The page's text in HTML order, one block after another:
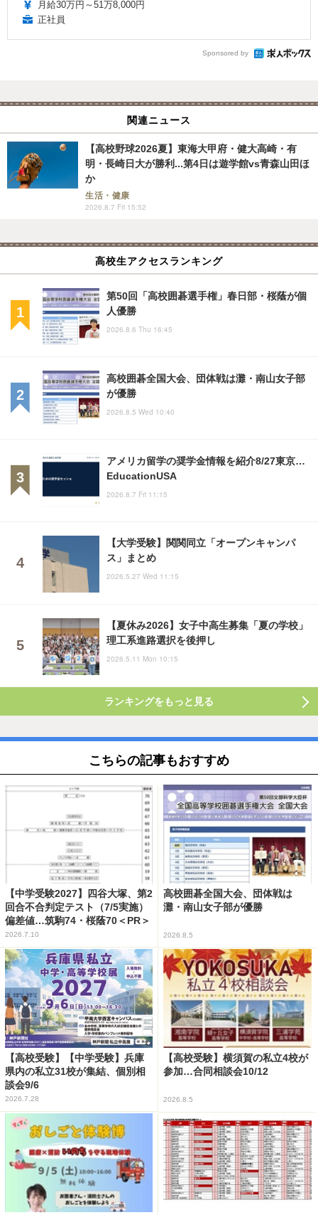
月給30万円～51万8,000円
正社員
Sponsored by
関連ニュース
【高校野球2026夏】東海大甲府・健大高崎・有
明・長崎日大が勝利...第4日は遊学館vs青森山田ほ
か
生活・健康
2026.8.7 Fri 15:52
高校生アクセスランキング
第50回「高校囲碁選手権」春日部・桜蔭が個
人優勝
2026.8.6 Thu 16:45
高校囲碁全国大会、団体戦は灘・南山女子部
が優勝
2026.8.5 Wed 10:40
アメリカ留学の奨学金情報を紹介8/27東京…
EducationUSA
2026.8.7 Fri 11:15
【大学受験】関関同立「オープンキャンパ
ス」まとめ
2026.5.27 Wed 11:15
【夏休み2026】女子中高生募集「夏の学校」
理工系進路選択を後押し
2026.5.11 Mon 10:15
ランキングをもっと見る
こちらの記事もおすすめ
【中学受験2027】四谷大塚、第2
回合不合判定テスト（7/5実施）
偏差値…筑駒74・桜蔭70＜PR＞
2026.7.10
高校囲碁全国大会、団体戦は
灘・南山女子部が優勝
2026.8.5
【高校受験】【中学受験】兵庫
県内の私立31校が集結、個別相
談会9/6
2026.7.28
【高校受験】横須賀の私立4校が
参加…合同相談会10/12
2026.8.5